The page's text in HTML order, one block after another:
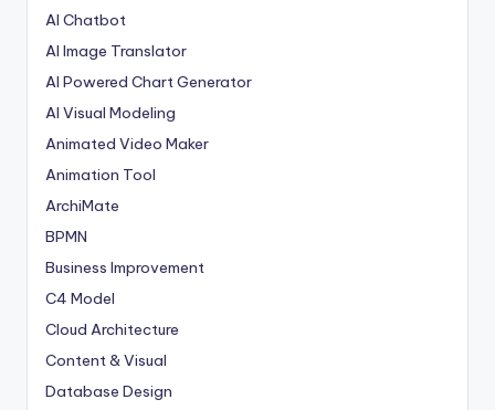
AI Chatbot
AI Image Translator
AI Powered Chart Generator
AI Visual Modeling
Animated Video Maker
Animation Tool
ArchiMate
BPMN
Business Improvement
C4 Model
Cloud Architecture
Content & Visual
Database Design